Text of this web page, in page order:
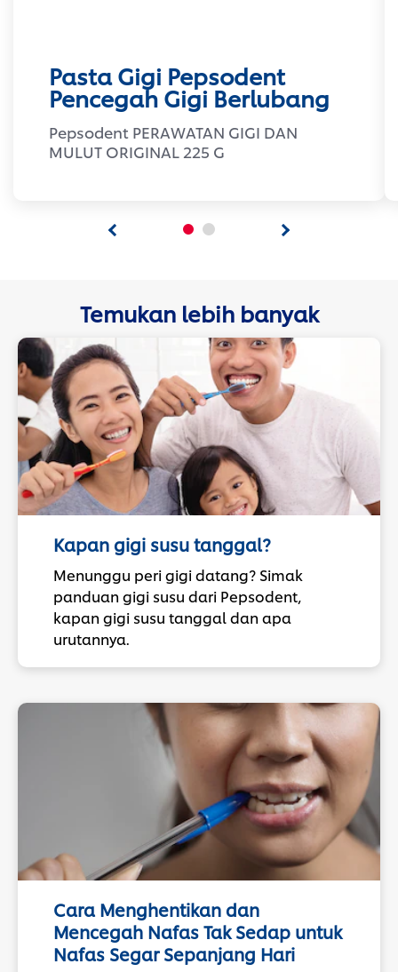
Pasta Gigi Pepsodent
Pencegah Gigi Berlubang
Pepsodent PERAWATAN GIGI DAN
MULUT ORIGINAL 225 G
Temukan lebih banyak
Kapan gigi susu tanggal?
Menunggu peri gigi datang? Simak
panduan gigi susu dari Pepsodent,
kapan gigi susu tanggal dan apa
urutannya.
Cara Menghentikan dan
Mencegah Nafas Tak Sedap untuk
Nafas Segar Sepanjang Hari